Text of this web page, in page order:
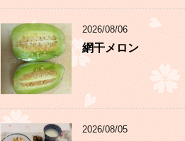
2026/08/06
網干メロン
2026/08/05